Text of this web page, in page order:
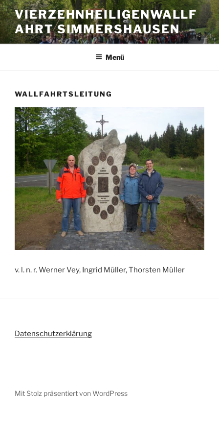
Zum
Inhalt
springen
VIERZEHNHEILIGENWALLF
AHRT SIMMERSHAUSEN
Menü
WALLFAHRTSLEITUNG
v. l. n. r. Werner Vey, Ingrid Müller, Thorsten Müller
Datenschutzerklärung
Mit Stolz präsentiert von WordPress